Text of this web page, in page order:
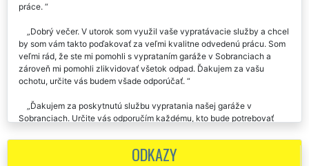
práce.
Dobrý večer. V utorok som využil vaše vypratávacie služby a chcel
by som vám takto poďakovať za veľmi kvalitne odvedenú prácu. Som
veľmi rád, že ste mi pomohli s vyprataním garáže v Sobranciach a
zároveň mi pomohli zlikvidovať všetok odpad. Ďakujem za vašu
ochotu, určite vás budem všade odporúčať.
Ďakujem za poskytnutú službu vypratania našej garáže v
Sobranciach. Určite vás odporučím každému, kto bude potrebovať
Od tejto spoločnosti sme si objednali vypratanie našich firemných
ODKAZY